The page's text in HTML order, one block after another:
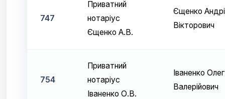
747
Приватний
нотаріус
Єщенко А.В.
Єщенко
Вікторович
754
Приватний
нотаріус
Іваненко О.В.
Іваненко Олег
Валерійович